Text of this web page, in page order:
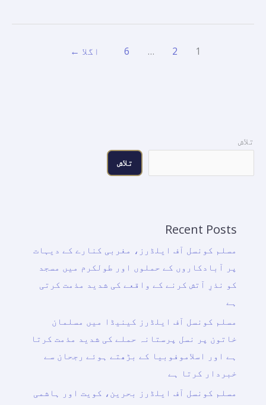
1
2
…
6 اگلا ←
تلاش
تلاش
Recent Posts
مسلم کونسل آف ایلڈرز، مغربی کنارے کے دیہات
پر آبادکاروں کے حملوں اور طولکرم میں مسجد
کو نذرِ آتش کرنے کے واقعے کی شدید مذمت کرتی
ہے
مسلم کونسل آف ایلڈرز کینیڈا میں مسلمان
خاتون پر نسل پرستانہ حملے کی شدید مذمت کرتا
ہے اور اسلاموفوبیا کے بڑھتے ہوئے رجحان سے
خبردار کرتا ہے
مسلم کونسل آف ایلڈرز بحرین، کویت اور ہاشمی